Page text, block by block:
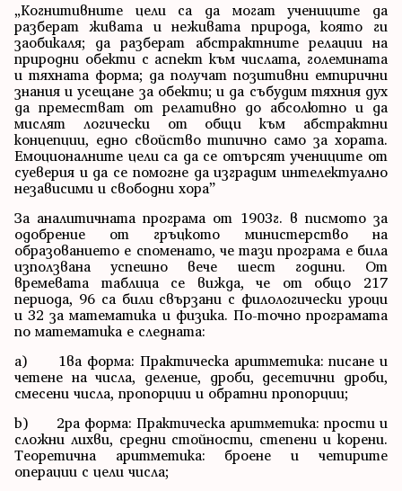
„Когнитивните цели са да могат учениците да
разберат живата и неживата природа, която ги
заобикаля; да разберат абстрактните релации на
природни обекти с аспект към числата, големината
и тяхната форма; да получат позитивни емпирични
знания и усещане за обекти; и да събудим тяхния дух
да преместват от релативно до абсолютно и да
мислят логически от общи към абстрактни
концепции, едно свойство типично само за хората.
Емоционалните цели са да се отърсят учениците от
суеверия и да се помогне да изградим интелектуално
независими и свободни хора”
За аналитичната програма от 1903г. в писмото за
одобрение от гръцкото министерство на
образованието е споменато, че тази програма е била
използвана успешно вече шест години. От
времевата таблица се вижда, че от общо 217
периода, 96 са били свързани с филологически уроци
и 32 за математика и физика. По-точно програмата
по математика е следната:
a) 1ва форма: Практическа аритметика: писане и
четене на числа, деление, дроби, десетични дроби,
смесени числа, пропорции и обратни пропорции;
b) 2ра форма: Практическа аритметика: прости и
сложни лихви, средни стойности, степени и корени.
Теоретична аритметика: броене и четирите
операции с цели числа;